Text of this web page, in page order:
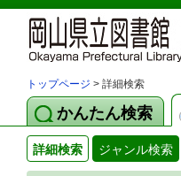
トップページ > 詳細検索
かんたん検索
詳細検索 ジャンル検索